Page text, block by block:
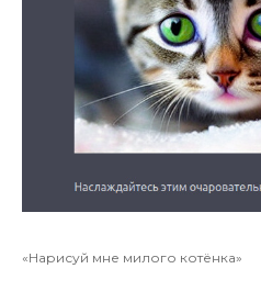
«Нарисуй мне милого котёнка»